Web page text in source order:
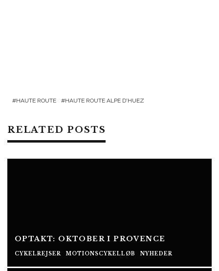
HAUTE ROUTE HAUTE ROUTE ALPE D'HUEZ
RELATED POSTS
OPTAKT: OKTOBER I PROVENCE
CYKELREJSER MOTIONSCYKELLØB NYHEDER